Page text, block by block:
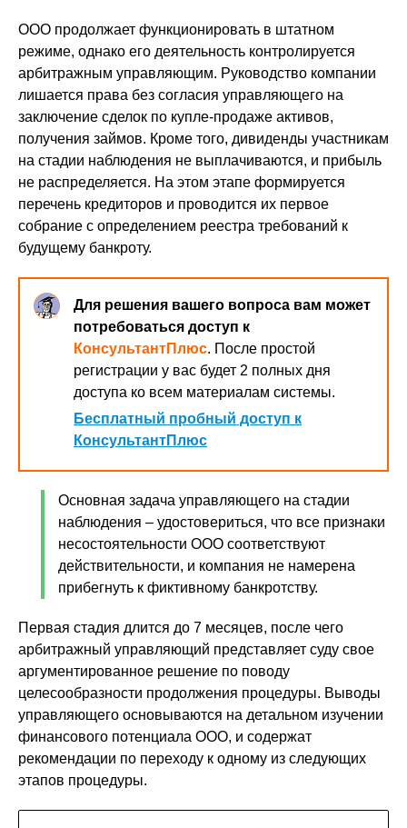
ООО продолжает функционировать в штатном
режиме, однако его деятельность контролируется
арбитражным управляющим. Руководство компании
лишается права без согласия управляющего на
заключение сделок по купле-продаже активов,
получения займов. Кроме того, дивиденды участникам
на стадии наблюдения не выплачиваются, и прибыль
не распределяется. На этом этапе формируется
перечень кредиторов и проводится их первое
собрание с определением реестра требований к
будущему банкроту.
Для решения вашего вопроса вам может
потребоваться доступ к
КонсультантПлюс. После простой
регистрации у вас будет 2 полных дня
доступа ко всем материалам системы.
Бесплатный пробный доступ к
КонсультантПлюс
Основная задача управляющего на стадии
наблюдения – удостовериться, что все признаки
несостоятельности ООО соответствуют
действительности, и компания не намерена
прибегнуть к фиктивному банкротству.
Первая стадия длится до 7 месяцев, после чего
арбитражный управляющий представляет суду свое
аргументированное решение по поводу
целесообразности продолжения процедуры. Выводы
управляющего основываются на детальном изучении
финансового потенциала ООО, и содержат
рекомендации по переходу к одному из следующих
этапов процедуры.